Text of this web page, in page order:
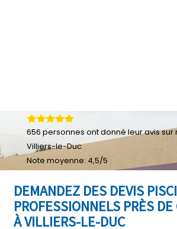
DEMANDEZ DES DEVIS
PROFESSIONNELS PRÈS
À VILLIERS-LE-DUC
656 personnes ont donné leuravis sur
Villiers-le-Duc
Note moyenne: 4,5/5